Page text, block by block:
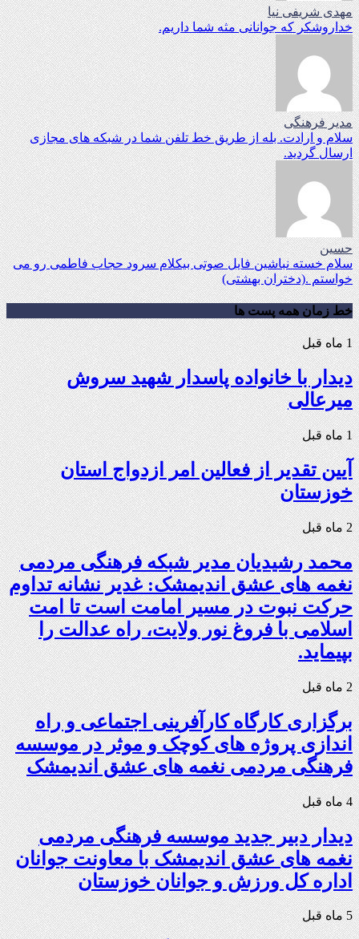
مهدی شریفی نیا
خداروشکر که جوانانی مثه شما داریم.
مدیر فرهنگی
سلام و ارادت. بله از طریق خط تلفن شما در شبکه های مجازی
ارسال گردید.
حسین
سلام خسته نباشین فایل صوتی بیکلام سرود حجاب فاطمی رو می
خواستم .(دختران بهشتی)
خط زمان همه پست ها
1 ماه قبل
دیدار با خانواده پاسدار شهید سروش
میرعالی
1 ماه قبل
آیین تقدیر از فعالین امر ازدواج استان
خوزستان
2 ماه قبل
محمد رشیدیان مدیر شبکه فرهنگی مردمی
نغمه های عشق اندیمشک: غدیر نشانه تداوم
حرکت نبوت در مسیر امامت است تا امت
اسلامی با فروغ نور ولایت، راه عدالت را
بپیماید.
2 ماه قبل
برگزاری کارگاه کارآفرینی اجتماعی و راه
اندازی پروژه های کوچک و موثر در موسسه
فرهنگی مردمی نغمه های عشق اندیمشک
4 ماه قبل
دیدار دبیر جدید موسسه فرهنگی مردمی
نغمه های عشق اندیمشک با معاونت جوانان
اداره کل ورزش و جوانان خوزستان
5 ماه قبل